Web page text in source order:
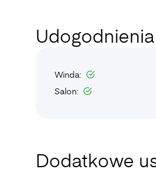
Udogodnienia
Winda:
Salon:
Dodatkowe